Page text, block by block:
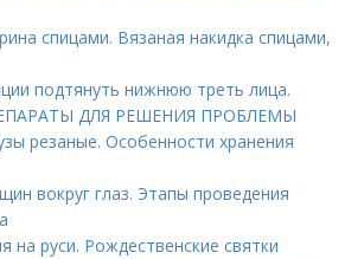
спицами. Вязаная накидка спицами,
подтянуть нижнюю треть лица.
ДЛЯ РЕШЕНИЯ ПРОБЛЕМЫ
резаные. Особенности хранения
вокруг глаз. Этапы проведения
на руси. Рождественские святки